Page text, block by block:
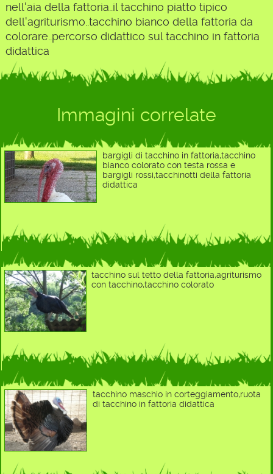
nell'aia della fattoria..il tacchino piatto tipico
dell'agriturismo..tacchino bianco della fattoria da
colorare..percorso didattico sul tacchino in fattoria
didattica
Immagini correlate
bargigli di tacchino in fattoria,tacchino
bianco colorato con testa rossa e
bargigli rossi,tacchinotti della fattoria
didattica
tacchino sul tetto della fattoria,agriturismo
con tacchino,tacchino colorato
tacchino maschio in corteggiamento,ruota
di tacchino in fattoria didattica